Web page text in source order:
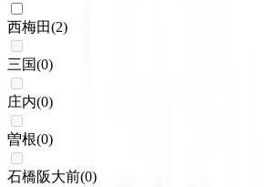
西梅田(2)
三国(0)
庄内(0)
曽根(0)
石橋阪大前(0)